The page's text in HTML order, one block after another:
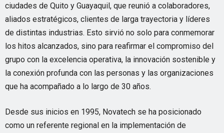
ciudades de Quito y Guayaquil, que reunió a colaboradores,
aliados estratégicos, clientes de larga trayectoria y líderes
de distintas industrias. Esto sirvió no solo para conmemorar
los hitos alcanzados, sino para reafirmar el compromiso del
grupo con la excelencia operativa, la innovación sostenible y
la conexión profunda con las personas y las organizaciones
que ha acompañado a lo largo de 30 años.
Desde sus inicios en 1995, Novatech se ha posicionado
como un referente regional en la implementación de